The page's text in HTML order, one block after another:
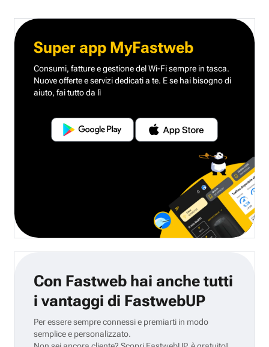
Super app MyFastweb
Consumi, fatture e gestione del Wi-Fi sempre in tasca.
Nuove offerte e servizi dedicati a te. E se hai bisogno di
aiuto, fai tutto da lì
Con Fastweb hai anche tutti
i vantaggi di FastwebUP
Per essere sempre connessi e premiarti in modo
semplice e personalizzato.